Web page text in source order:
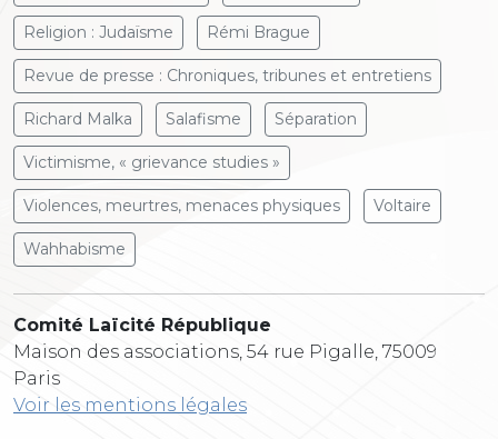
Religion : Judaïsme Rémi Brague
Revue de presse : Chroniques, tribunes et entretiens
Richard Malka Salafisme Séparation
Victimisme, « grievance studies »
Violences, meurtres, menaces physiques Voltaire
Wahhabisme
Comité Laïcité République
Maison des associations, 54 rue Pigalle, 75009
Paris
Voir les mentions légales